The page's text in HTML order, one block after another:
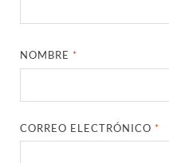
NOMBRE*
CORREO ELECTRÓNICO*